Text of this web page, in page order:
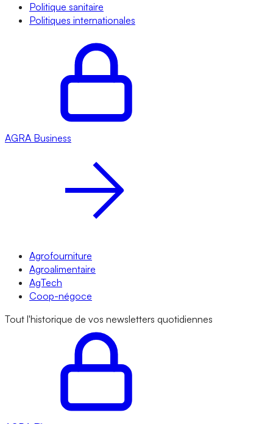
Politique sanitaire
Politiques internationales
AGRA Business
Agrofourniture
Agroalimentaire
AgTech
Coop-négoce
Tout l'historique de vos newsletters quotidiennes